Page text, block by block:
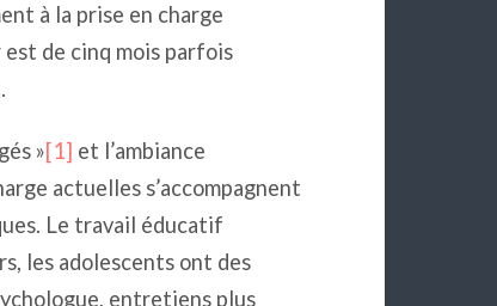
à la prise en charge
de cinq mois parfois
»[1] et l’ambiance
actuelles s’accompagnent
Le travail éducatif
les adolescents ont des
entretiens plus